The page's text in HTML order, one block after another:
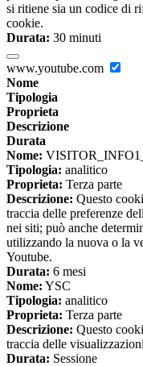
si ritiene sia un codice di
cookie.
Durata: 30 minuti
www.youtube.com
Nome
Tipologia
Proprieta
Descrizione
Durata
Nome:
Tipologia: analitico
Proprieta: Terza parte
Descrizione: Questo
traccia delle preferenze
nei siti; può anche
utilizzando la nuova o la
Youtube.
Durata: 6 mesi
Nome: YSC
Tipologia: analitico
Proprieta: Terza parte
Descrizione: Questo
traccia delle
Durata: Sessione